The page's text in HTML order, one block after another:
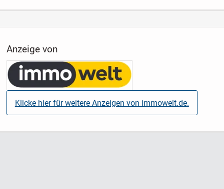
Anzeige von
Klicke hier für weitere Anzeigen von immowelt.de.